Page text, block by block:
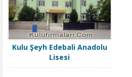
Kulu Şeyh Edebali Anadolu
Lisesi